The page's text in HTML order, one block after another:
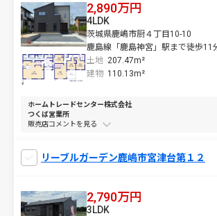
2,890万円
茨城県鹿嶋市厨４丁目10-10
鹿島線「鹿島神宮」駅まで徒歩11
土地 207.47m²
4LDK
建物 110.13m²
ホームトレードセンター株式会社
つくば営業所
販売店コメントを
リーブルガーデン鹿嶋市宮津台第１２
2,790万円
3LDK